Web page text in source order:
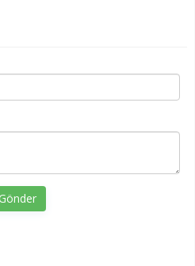
Gönder